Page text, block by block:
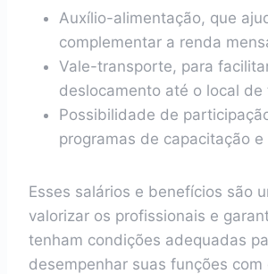
Auxílio-alimentação, que
complementar a renda
Vale-transporte, para
deslocamento até o local de
Possibilidade de
programas de capacitação
Esses salários e benefícios são
valorizar os profissionais e
tenham condições adequadas
desempenhar suas funções com